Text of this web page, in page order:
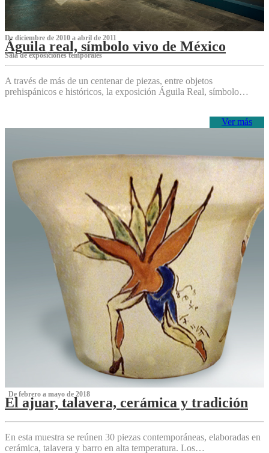
De diciembre de 2010 a abril de 2011
Águila real, símbolo vivo de México
Sala de exposiciones temporales
A través de más de un centenar de piezas, entre objetos
prehispánicos e históricos, la exposición Águila Real, símbolo…
Ver más
‌ De febrero a mayo de 2018
El ajuar, talavera, cerámica y tradición
‌
En esta muestra se reúnen 30 piezas contemporáneas, elaboradas en
cerámica, talavera y barro en alta temperatura. Los…